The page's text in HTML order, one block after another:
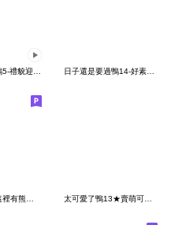
日子還是要過鴨5-禮貌迎新年鴨 日子還是要過鴨14-好素會花生鴨！
太可愛了鴨13★賣萌可愛的小鴨鴨2